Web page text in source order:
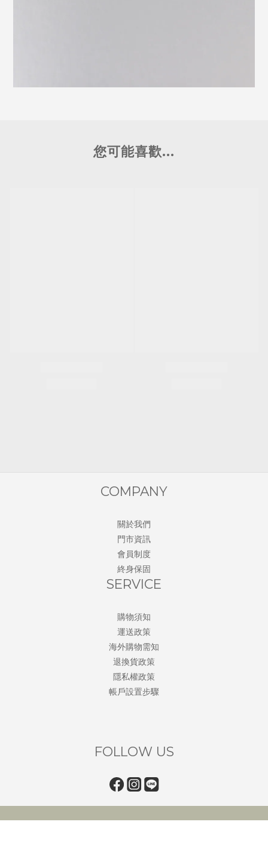
您可能喜歡...
COMPANY
關於我們
門市資訊
會員制度
終身保固
SERVICE
購物須知
運送政策
海外購物需知
退換貨政策
隱私權政策
帳戶設置步驟
FOLLOW US